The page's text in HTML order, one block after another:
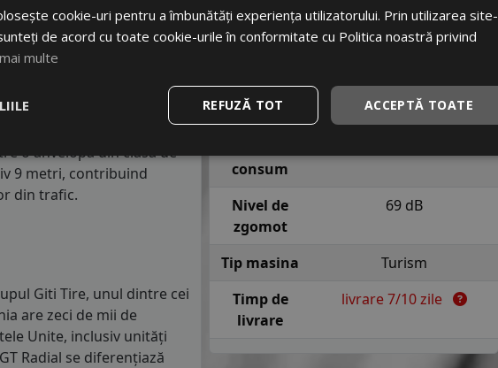
de consum de carburant
C, consumul de
parcursi.
va avea o distanta
mm) cu 4 anvelope cu ABS
o anvelopa din clasa de
9 metri, contribuind
din trafic.
Giti Tire, unul dintre cei
are zeci de mii de
Unite, inclusiv unități
Radial se diferențiază
Indice
T = pana la 190 km/h in
Indice
aderenta
C
consum
Nivel de
zgomot
69 dB
Tip masina
Turism
Timp de
livrare
livrare 7/10 zile
cookie-uri pentru a îmbunătăți experiența utilizatorului. Prin utilizarea site-
de acord cu toate cookie-urile în conformitate cu Politica noastră privind
multe
ACCEPTĂ TOATE
REFUZĂ TOT